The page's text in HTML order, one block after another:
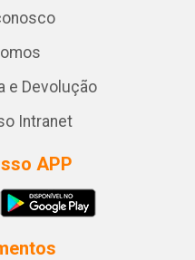
e Devolução
Intranet
APP